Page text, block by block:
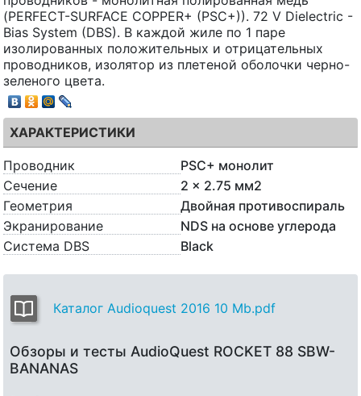
(PERFECT-SURFACE COPPER+ (PSC+)). 72 V Dielectric -
Bias System (DBS). В каждой жиле по 1 паре
изолированных положительных и отрицательных
проводников, изолятор из плетеной оболочки черно-
зеленого цвета.
ХАРАКТЕРИСТИКИ
Проводник
PSC+ монолит
Сечение
2 x 2.75 мм2
Геометрия
Двойная противоспираль
Экранирование
NDS на основе углерода
Система DBS
Black
Каталог Audioquest 2016 10 Mb.pdf
Обзоры и тесты AudioQuest ROCKET 88 SBW-
BANANAS